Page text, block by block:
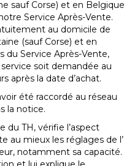
sauf Corse) et en Belgique
Service Après-Vente.
au domicile de
(sauf Corse) et en
du Service Après-Vente,
soit demandée au
après la date d’achat.
été raccordé au réseau
la notice.
du TH, vérifie l’aspect
au mieux les réglages de l’
notamment sa capacité.